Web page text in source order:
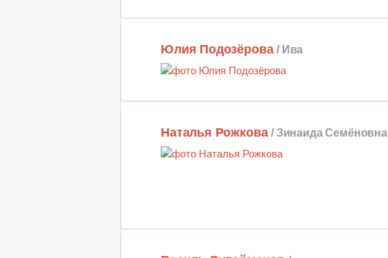
Юлия Подозёрова / Ива
Наталья Рожкова / Зинаида Семёновна